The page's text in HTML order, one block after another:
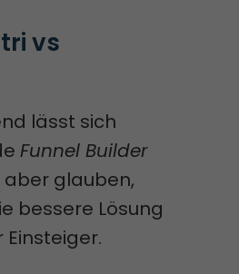
vs
lässt sich
Funnel Builder
aber glauben,
bessere Lösung